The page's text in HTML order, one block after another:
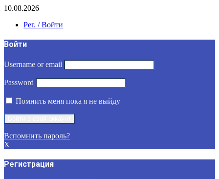
10.08.2026
Рег. / Войти
Войти
Username or email
Password
Помнить меня пока я не выйду
Вспомнить пароль?
X
Регистрация